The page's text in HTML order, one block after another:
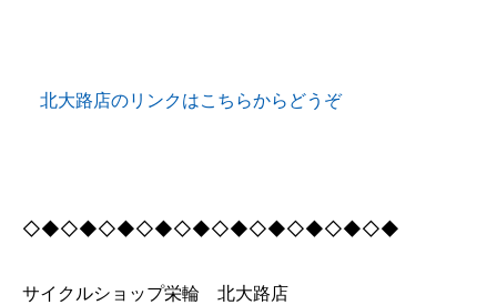
北大路店のリンクはこちらからどうぞ
◇◆◇◆◇◆◇◆◇◆◇◆◇◆◇◆◇◆◇◆
サイクルショップ栄輪 北大路店